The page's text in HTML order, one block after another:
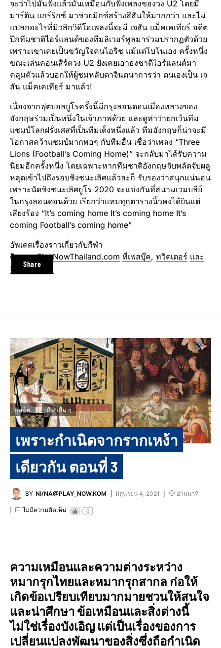
Share
จะว่าไปมันฟังแล้วมันเหมือนกับฟังเพลงของวง U2 โดยมี
มาร์ติน แกร์ริกซ์ มาช่วยมิกซ์สร้างสีสันให้มากกว่า และไม่
แปลกอะไรที่มิวสิกวิดีโอเพลงนี้จะมี เจสัน แม็คเคเทียร์ อดีต
ปีกทีมชาติไอร์แลนด์ของทีมลิเวอร์พูลมาร่วมปรากฏตัวด้วย
เพราะเขาเคยเป็นขวัญใจคนไอริช แม้แต่โบโนเอง ครั้งหนึ่ง
ขณะเล่นคอนเสิร์ตวง U2 ยังเคยเอาธงชาติไอร์แลนด์มา
คลุมตัวแล้วบอกให้ผู้ชมหลับตาจินตนาการว่า ตนเองเป็น เจ
สัน แม็คเคเทียร์ มาแล้ว!
เนื่องจากฟุตบอลยูโรครั้งนี้มีกรุงลอนดอนเมืองหลวงของ
อังกฤษร่วมเป็นหนึ่งในเจ้าภาพด้วย และดูท่าว่ายกเว้นทีม
แชมป์โลกฝรั่งเศสที่เป็นทีมเต็งหนึ่งแล้ว ทีมอังกฤษก็น่าจะมี
โอกาสคว้าแชมป์มากพอๆ กับทีมอื่น เชื่อว่าเพลง “Three
Lions (Football’s Coming Home)” จะกลับมาได้รับความ
นิยมอีกครั้งหนึ่ง โดยเฉพาะหากทีมชาติอังกฤษจับพลัดจับผลู
หลุดเข้าไปถึงรอบชิงชนะเลิศแล้วละก็ รับรองว่าสนุกแน่นอน
เพราะนัดชิงชนะเลิศยูโร 2020 จะแข่งกันที่สนามเวมบลีย์
ในกรุงลอนดอนด้วย เรียกว่าแทบทุกตารางนิ้วคงได้ยินแต่
เสียงร้อง “It’s coming home It’s coming home It’s
coming Football’s coming home”
อัพเดตเรื่องราวเกี่ยวกับกีฬา
ติดตามPlayNowThailand.com ที่เฟสบุ๊ค, ทวิตเตอร์ และ
อินสตาแกรม
กอล์ฟ กีฬาอื่น ๆ
เพราะกำเนิดจากรากเหง้า
เดียวกัน ตอนที่ 3
BY NI/NA@PLAY_NOW.KOM มิถุนายน 4, 2021 อ่านนาที
ไม่มีความคิดเห็น 0
ความเหมือนและความต่างระหว่าง
หมากรุกไทยและหมากรุกสากล ก่อให้
เกิดข้อเปรียบเทียบมากมายชวนให้สนใจ
และน่าศึกษา ข้อเหมือนและสิ่งต่างนี้
ไม่ใช่เรื่องบังเอิญ แต่เป็นเรื่องของการ
เปลี่ยนแปลงพัฒนาของสิ่งซึ่งถือกำเนิด